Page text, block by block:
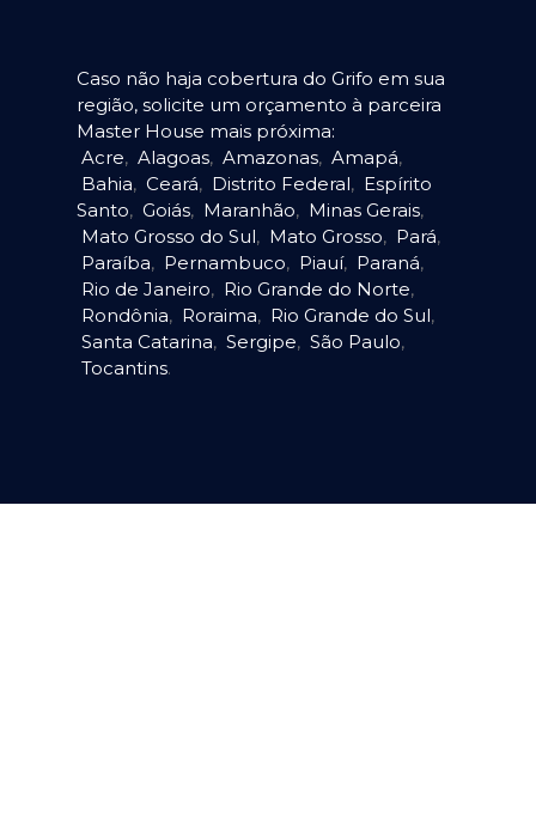
Caso não haja cobertura do Grifo em sua
região, solicite um orçamento à parceira
Master House mais próxima:
Acre, Alagoas, Amazonas, Amapá,
Bahia, Ceará, Distrito Federal, Espírito
Santo, Goiás, Maranhão, Minas Gerais,
Mato Grosso do Sul, Mato Grosso, Pará,
Paraíba, Pernambuco, Piauí, Paraná,
Rio de Janeiro, Rio Grande do Norte,
Rondônia, Roraima, Rio Grande do Sul,
Santa Catarina, Sergipe, São Paulo,
Tocantins.